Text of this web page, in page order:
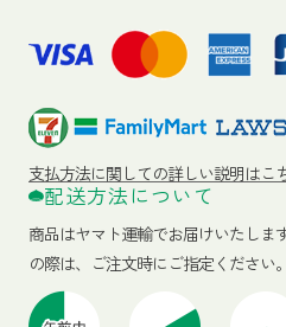
支払方法に関しての詳しい説明はこ
配送方法について
商品はヤマト運輸でお届けいたします
の際は、ご注文時にご指定ください。